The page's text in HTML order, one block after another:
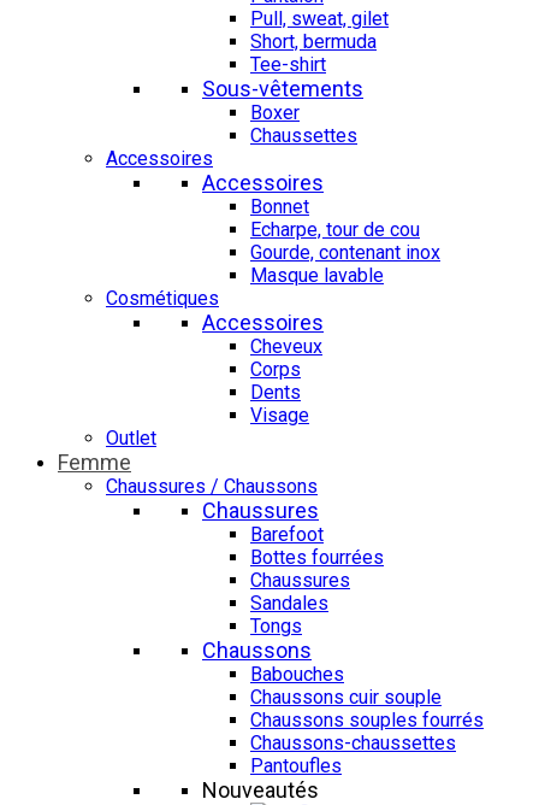
Pull, sweat, gilet
Short, bermuda
Tee-shirt
Sous-vêtements
Boxer
Chaussettes
Accessoires
Accessoires
Bonnet
Echarpe, tour de cou
Gourde, contenant inox
Masque lavable
Cosmétiques
Accessoires
Cheveux
Corps
Dents
Visage
Outlet
Femme
Chaussures / Chaussons
Chaussures
Barefoot
Bottes fourrées
Chaussures
Sandales
Tongs
Chaussons
Babouches
Chaussons cuir souple
Chaussons souples fourrés
Chaussons-chaussettes
Pantoufles
Nouveautés